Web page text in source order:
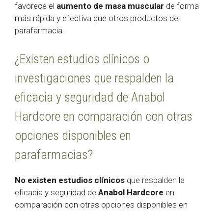
favorece el aumento de masa muscular de forma
más rápida y efectiva que otros productos de
parafarmacia.
¿Existen estudios clínicos o
investigaciones que respalden la
eficacia y seguridad de Anabol
Hardcore en comparación con otras
opciones disponibles en
parafarmacias?
No existen estudios clínicos que respalden la
eficacia y seguridad de Anabol Hardcore en
comparación con otras opciones disponibles en